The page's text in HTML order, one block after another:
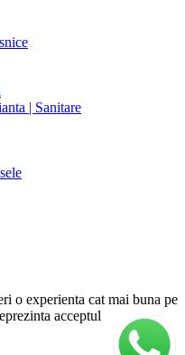
| Sanitare
o experienta cat mai buna pe
acceptul